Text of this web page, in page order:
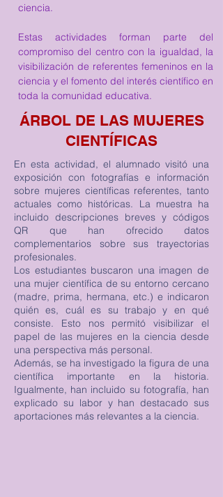
ciencia.
Estas actividades forman parte del
compromiso del centro con la igualdad, la
visibilización de referentes femeninos en la
ciencia y el fomento del interés científico en
toda la comunidad educativa.
ÁRBOL DE LAS MUJERES
CIENTÍFICAS
En esta actividad, el alumnado visitó una
exposición con fotografías e información
sobre mujeres científicas referentes, tanto
actuales como históricas. La muestra ha
incluido descripciones breves y códigos
QR que han ofrecido datos
complementarios sobre sus trayectorias
profesionales.
Los estudiantes buscaron una imagen de
una mujer científica de su entorno cercano
(madre, prima, hermana, etc.) e indicaron
quién es, cuál es su trabajo y en qué
consiste. Esto nos permitó visibilizar el
papel de las mujeres en la ciencia desde
una perspectiva más personal.
Además, se ha investigado la figura de una
científica importante en la historia.
Igualmente, han incluido su fotografía, han
explicado su labor y han destacado sus
aportaciones más relevantes a la ciencia.